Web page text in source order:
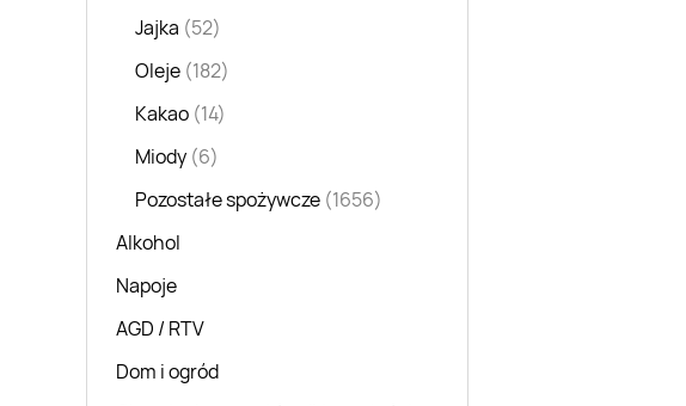
Jajka (52)
Oleje (182)
Kakao (14)
Miody (6)
Pozostałe spożywcze (1656)
Alkohol
Napoje
AGD / RTV
Dom i ogród